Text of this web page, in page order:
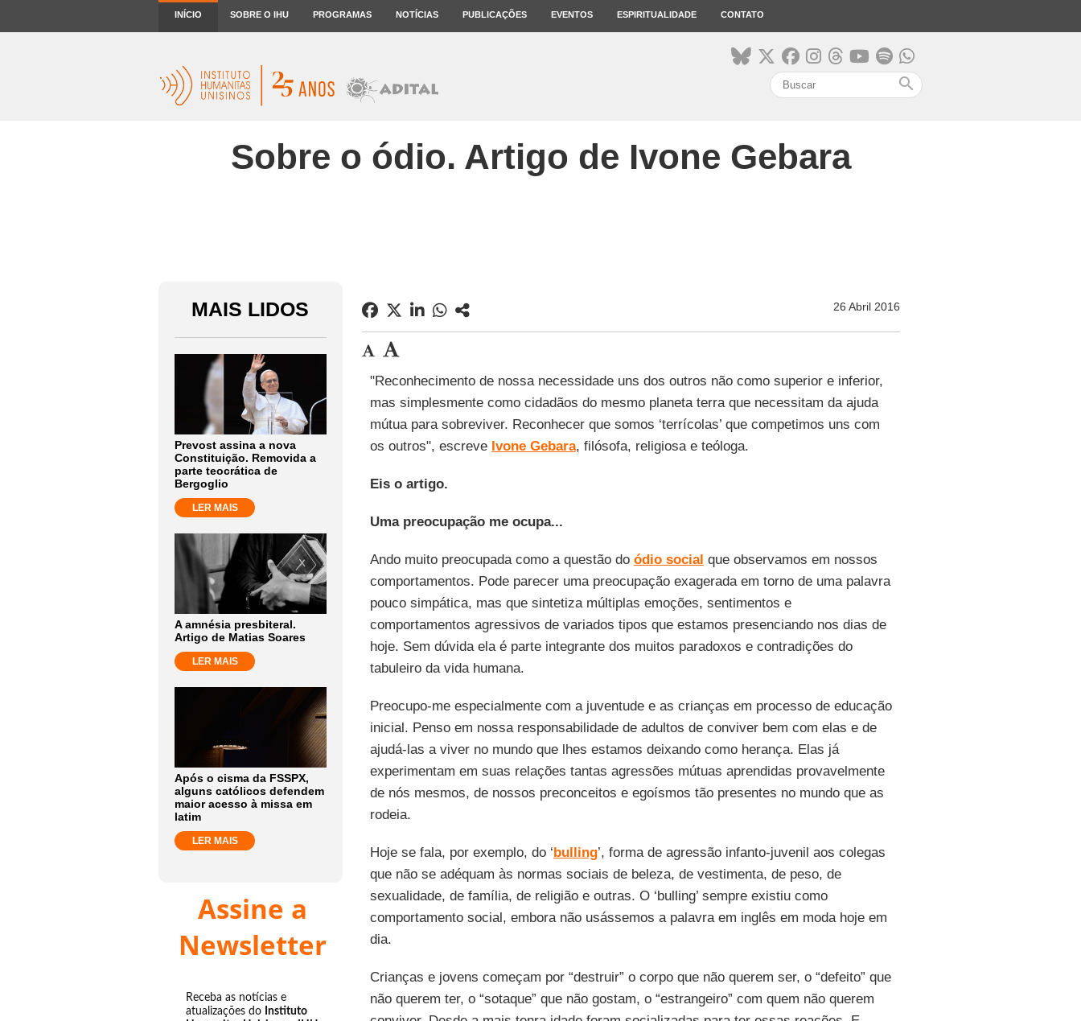
INÍCIO SOBRE O IHU PROGRAMAS NOTÍCIAS PUBLICAÇÕES EVENTOS ESPIRITUALIDADE CONTATO
search
Sobre o ódio. Artigo de Ivone Gebara
MAIS LIDOS
Prevost assina a nova
Constituição. Removida a
parte teocrática de
Bergoglio
LER MAIS
A amnésia presbiteral.
Artigo de Matias Soares
LER MAIS
Após o cisma da FSSPX,
alguns católicos defendem
maior acesso à missa em
latim
LER MAIS
Assine a
Newsletter
Receba as notícias e
atualizações do Instituto
26 Abril 2016
"Reconhecimento de nossa necessidade uns dos outros não como superior e inferior,
mas simplesmente como cidadãos do mesmo planeta terra que necessitam da ajuda
mútua para sobreviver. Reconhecer que somos ‘terrícolas’ que competimos uns com
os outros", escreve Ivone Gebara, filósofa, religiosa e teóloga.
Eis o artigo.
Uma preocupação me ocupa...
Ando muito preocupada como a questão do ódio social que observamos em nossos
comportamentos. Pode parecer uma preocupação exagerada em torno de uma palavra
pouco simpática, mas que sintetiza múltiplas emoções, sentimentos e
comportamentos agressivos de variados tipos que estamos presenciando nos dias de
hoje. Sem dúvida ela é parte integrante dos muitos paradoxos e contradições do
tabuleiro da vida humana.
Preocupo-me especialmente com a juventude e as crianças em processo de educação
inicial. Penso em nossa responsabilidade de adultos de conviver bem com elas e de
ajudá-las a viver no mundo que lhes estamos deixando como herança. Elas já
experimentam em suas relações tantas agressões mútuas aprendidas provavelmente
de nós mesmos, de nossos preconceitos e egoísmos tão presentes no mundo que as
rodeia.
Hoje se fala, por exemplo, do ‘bulling’, forma de agressão infanto-juvenil aos colegas
que não se adéquam às normas sociais de beleza, de vestimenta, de peso, de
sexualidade, de família, de religião e outras. O ‘bulling’ sempre existiu como
comportamento social, embora não usássemos a palavra em inglês em moda hoje em
dia.
Crianças e jovens começam por “destruir” o corpo que não querem ser, o “defeito” que
não querem ter, o “sotaque” que não gostam, o “estrangeiro” com quem não querem